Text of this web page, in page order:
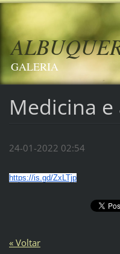
GALERIA
Medicina
24-01-2022 02:54
https://is.gd/ZxLTjp
« Voltar